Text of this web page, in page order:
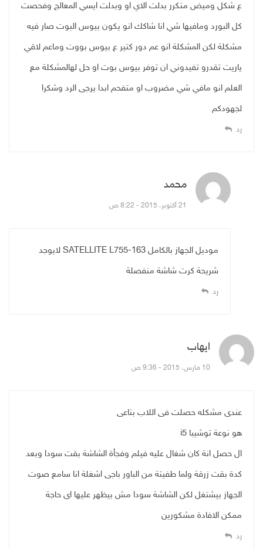
ع شكل وميض متكرر بدلت الاي او وبدلت ايسي المعالج وفحصت
كل البورد ومافيها شي انا شاكك انو يكون بيوس البوت صار فيه
مشكلة لكن المشكلة انو عم دور كتير ع بيوس بووت وماعم لاقي
ياريت تقدرو تفيدوني ان توفر بيوس بوت او حل لهالمشكلة مع
العلم انو مافي شي مضروب او متفحم ابدا يرجى الرد وشكرا
لجهودكم
رد
محمد
21 أكتوبر، 2015 - 8:22 ص
موديل الجهاز بالكامل SATELLITE L755-163 لايوجد
شريحة كرت شاشة منفصلة
رد
ايهاب
10 مارس، 2015 - 9:36 ص
عندى مشكله حصلت فى اللاب بتاعى
هو نوعة توشيبا i5
ال حصل انة كان شغال عليه فيلم وفجأة الشاشة بقت سودا وبعد
كدة بقت زرقة ولما طفيتة من الباور باجى اشغلة انا سامع صوت
الجهاز بيشتغل لكن الشاشة سودا مش بيظهر عليها اى حاجة
ممكن الافادة مشكورين
رد